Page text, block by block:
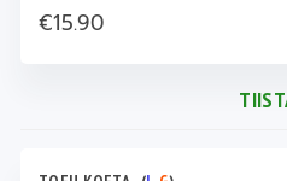
€15.90